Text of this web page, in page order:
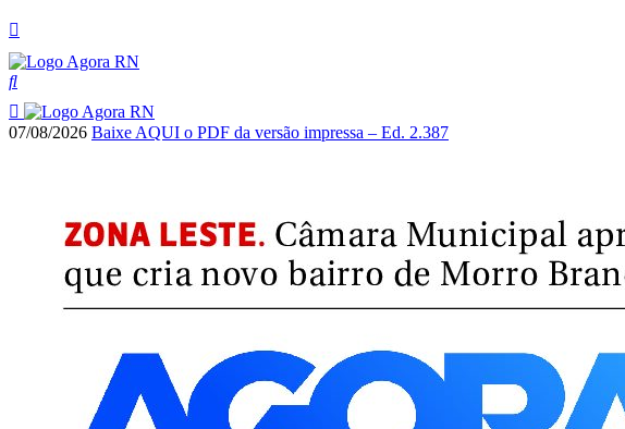
07/08/2026 Baixe AQUI o PDF da versão impressa – Ed. 2.387